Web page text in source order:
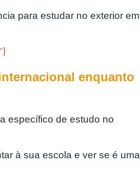
para estudar no exterior em
enquanto
específico de estudo no
à sua escola e ver se é uma